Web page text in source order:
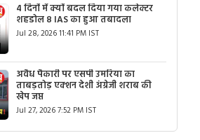
4 दिनों में क्यों बदल दिया गया कलेक्टर
शहडोल 8 IAS का हुआ तबादला
Jul 28, 2026 11:41 PM IST
अवैध पैकारी पर एसपी उमरिया का
ताबड़तोड़ एक्शन देशी अंग्रेजी शराब की
खेप जप्त
Jul 27, 2026 7:52 PM IST